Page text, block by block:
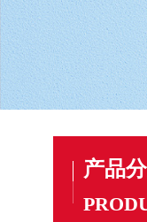
产品